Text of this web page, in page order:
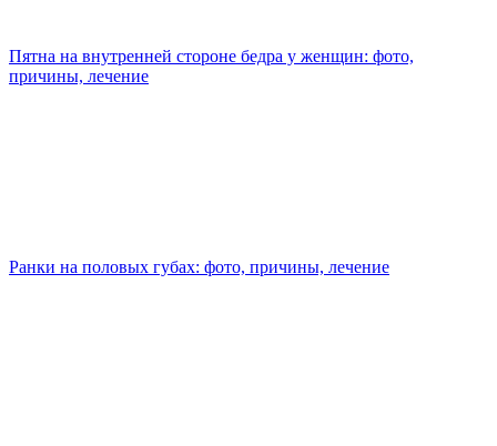
Пятна на внутренней стороне бедра у женщин: фото,
причины, лечение
Ранки на половых губах: фото, причины, лечение